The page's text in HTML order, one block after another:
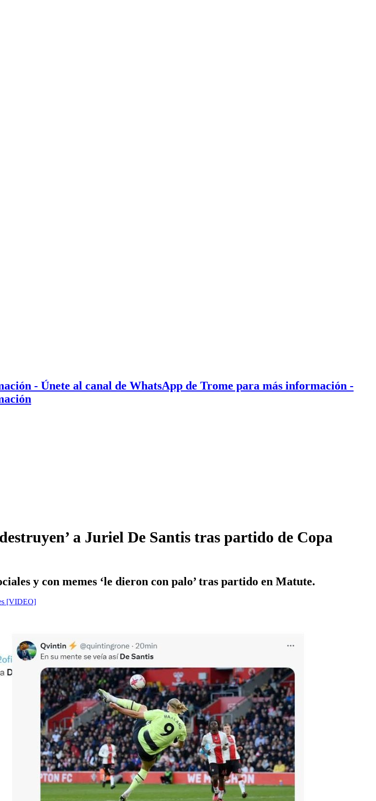
- Únete al canal de WhatsApp de Trome para más información -
a Juriel De Santis tras partido de Copa
y con memes ‘le dieron con palo’ tras partido en Matute.
[VIDEO]